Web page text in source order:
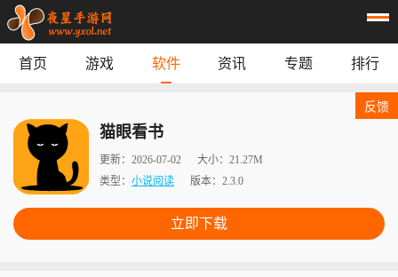
专题 榜单
首页 游戏 软件 资讯 专题 排行
猫眼看书
更新： 2026-07-02 大小： 21.27M
类型： 小说阅读 版本： 2.3.0
立即下载
反馈